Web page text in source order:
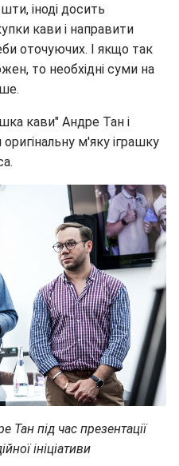
іноді досить
кави і направити
оточуючих. І якщо так
то необхідні суми на
кави" Андре Тан і
м'яку іграшку
під час презентації
ініціативи